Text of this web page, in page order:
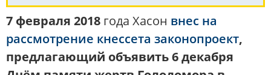
7 февраля 2018 года Хасон внес на
рассмотрение кнессета законопроект,
предлагающий объявить 6 декабря